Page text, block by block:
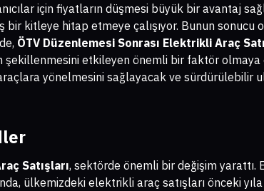
için fiyatların düşmesi büyük bir avantaj
bir kitleye hitap etmeye çalışıyor. Bunun sonucu
ÖTV Düzenlemesi Sonrası Elektrikli Araç
etkileyen önemli bir faktör olmaya
yönelmesini sağlayacak ve sürdürülebilir
Satışları, sektörde önemli bir değişim
ülkemizdeki elektrikli araç satışları önceki